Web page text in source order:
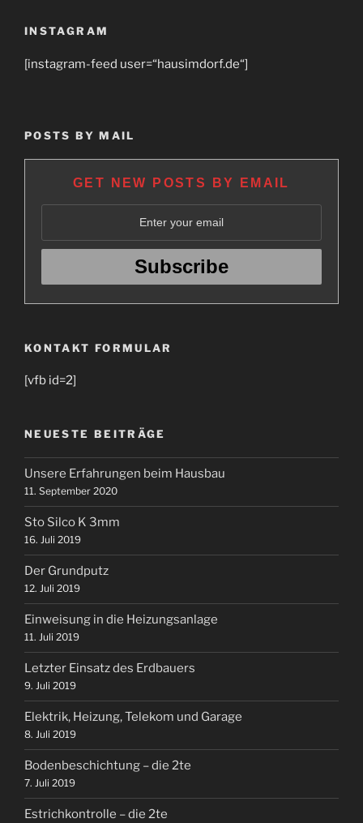
INSTAGRAM
[instagram-feed user=“hausimdorf.de“]
POSTS BY MAIL
GET NEW POSTS BY EMAIL
KONTAKT FORMULAR
[vfb id=2]
NEUESTE BEITRÄGE
Unsere Erfahrungen beim Hausbau
11. September 2020
Sto Silco K 3mm
16. Juli 2019
Der Grundputz
12. Juli 2019
Einweisung in die Heizungsanlage
11. Juli 2019
Letzter Einsatz des Erdbauers
9. Juli 2019
Elektrik, Heizung, Telekom und Garage
8. Juli 2019
Bodenbeschichtung – die 2te
7. Juli 2019
Estrichkontrolle – die 2te